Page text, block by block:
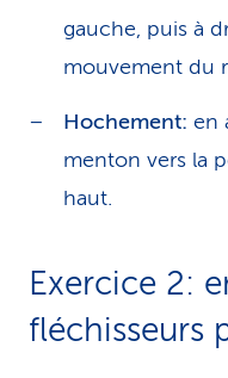
gauche, puis à
mouvement du
Hochement: en
menton vers la
haut.
Exercice 2:
fléchisseurs